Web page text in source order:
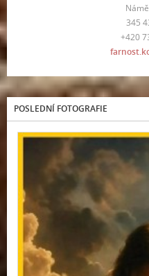
345
+420
POSLEDNÍ FOTOGRAFIE